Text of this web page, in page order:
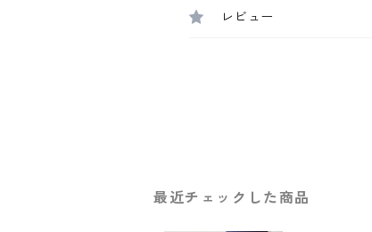
レビュー
最近チェックした商品